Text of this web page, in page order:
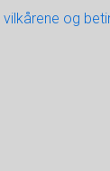
vilkårene og